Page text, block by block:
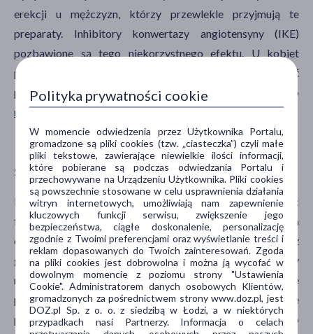
erekcji u mężczyzn, którzy przewlekle przyjmują te
preparaty. Inhibitory konwertazy angiotensyny (IKE)
pozbawione są tego niekorzystnego efektu. U kobiet
podczas farmakoterapii tymi grupami leków może wystąpić
problem związany z brakiem odpowiedniego
nawilżenia pochwylub zmniejszenie samej chęci na seks.
Leki hipolipemizujące a popęd
seksualny
Leki hipolipemizujące, do których należą przede wszystkim:
fibraty i statyny, wykorzystuje się w celu obniżenia stężenia
cholesterolu w organizmie człowieka. Statyny to również
grupa leków będąca podstawą terapii choroby
niedokrwiennej serca. Związki te działają niekorzystnie
przede wszystkim na mężczyzn, powodując zwiększenie
problemu z erekcją lub nasilenie zaburzeń potencji, co
Polityka prywatności cookie
W momencie odwiedzenia przez Użytkownika Portalu,
gromadzone są pliki cookies (tzw. „ciasteczka”) czyli małe
pliki tekstowe, zawierające niewielkie ilości informacji,
które pobierane są podczas odwiedzania Portalu i
przechowywane na Urządzeniu Użytkownika. Pliki cookies
są powszechnie stosowane w celu usprawnienia działania
witryn internetowych, umożliwiają nam zapewnienie
kluczowych funkcji serwisu, zwiększenie jego
bezpieczeństwa, ciągłe doskonalenie, personalizację
zgodnie z Twoimi preferencjami oraz wyświetlanie treści i
reklam dopasowanych do Twoich zainteresowań. Zgoda
na pliki cookies jest dobrowolna i można ją wycofać w
dowolnym momencie z poziomu strony "Ustawienia
Cookie". Administratorem danych osobowych Klientów,
gromadzonych za pośrednictwem strony www.doz.pl, jest
DOZ.pl Sp. z o. o. z siedzibą w Łodzi, a w niektórych
przypadkach nasi Partnerzy. Informacja o celach